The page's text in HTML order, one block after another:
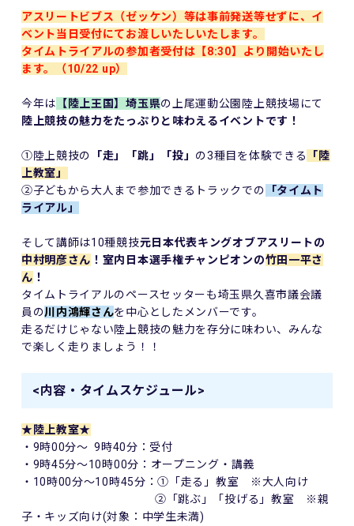
アスリートビブス（ゼッケン）等は事前発送等せずに、イ
ベント当日受付にてお渡しいたしいたします。
タイムトライアルの参加者受付は【8:30】より開始いたし
ます。（10/22 up）
今年は 【陸上王国】埼玉県の上尾運動公園陸上競技場にて
陸上競技の魅力をたっぷりと味わえるイベントです！
①陸上競技の 「走」「跳」「投」 の3種目を体験できる
「陸
上教室」
②子どもから大人まで参加できるトラックでの 「タイムト
ライアル」
そして講師は10種競技元日本代表キングオブアスリートの
中村明彦さん ！室内日本選手権チャンピオンの竹田一平さ
ん ！
タイムトライアルのペースセッターも埼玉県久喜市議会議
員の川内鴻輝さんを中心としたメンバーです。
走るだけじゃない陸上競技の魅力を存分に味わい、みんな
で楽しく走りましょう！！
<内容・タイムスケジュール>
★陸上教室★
・9時00分～ 9時40分：受付
・9時45分～10時00分：オープニング・講義
・10時00分～10時45分：①「走る」教室 ※大人向け
②「跳ぶ」「投げる」教室 ※親
子・キッズ向け(対象：中学生未満)